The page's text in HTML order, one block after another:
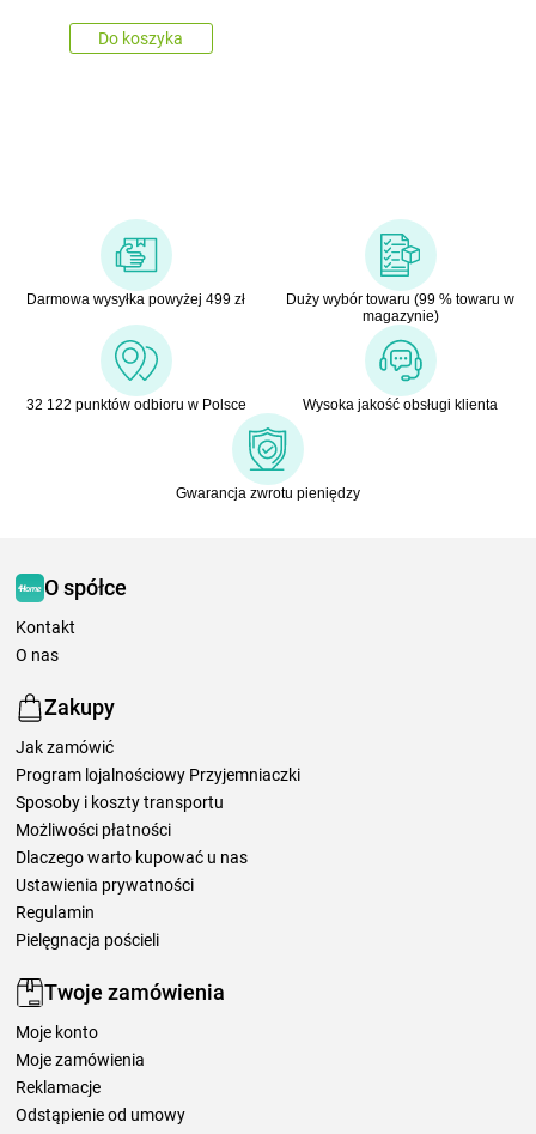
Do koszyka
Darmowa wysyłka powyżej 499 zł
Duży wybór towaru (99 % towaru w
magazynie)
32 122 punktów odbioru w Polsce Wysoka jakość obsługi klienta
Gwarancja zwrotu pieniędzy
O spółce
Kontakt
O nas
Zakupy
Jak zamówić
Program lojalnościowy Przyjemniaczki
Sposoby i koszty transportu
Możliwości płatności
Dlaczego warto kupować u nas
Ustawienia prywatności
Regulamin
Pielęgnacja pościeli
Twoje zamówienia
Moje konto
Moje zamówienia
Reklamacje
Odstąpienie od umowy